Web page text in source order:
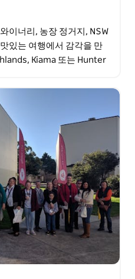
이너리, 농장 정거지, NSW
있는 여행에서 감각을 만
Kiama 또는 Hunter